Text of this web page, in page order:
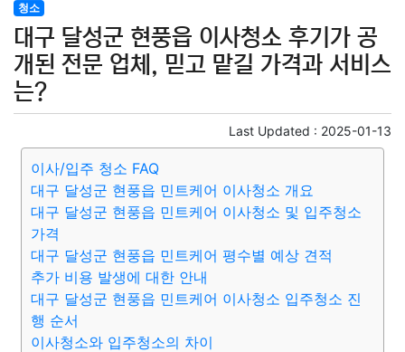
청소
대구 달성군 현풍읍 이사청소 후기가 공
개된 전문 업체, 믿고 맡길 가격과 서비스
는?
Last Updated : 2025-01-13
이사/입주 청소 FAQ
대구 달성군 현풍읍 민트케어 이사청소 개요
대구 달성군 현풍읍 민트케어 이사청소 및 입주청소
가격
대구 달성군 현풍읍 민트케어 평수별 예상 견적
추가 비용 발생에 대한 안내
대구 달성군 현풍읍 민트케어 이사청소 입주청소 진
행 순서
이사청소와 입주청소의 차이